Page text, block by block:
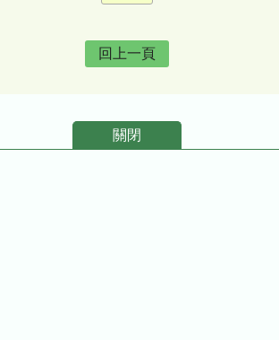
回上一頁
關閉